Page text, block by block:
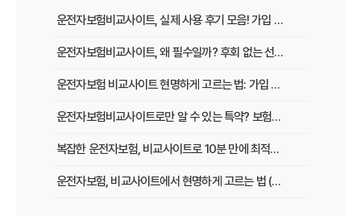
운전자보험비교사이트, 실제 사용 후기 모음! 가입 전 반드시 봐야 할 꿀팁
운전자보험비교사이트, 왜 필수일까? 후회 없는 선택을 위한 3가지 핵심 질문
운전자보험 비교사이트 현명하게 고르는 법: 가입 전 놓치지 말아야 할 체크리스트
운전자보험비교사이트로만 알 수 있는 특약? 보험료 절감 비법 공개
복잡한 운전자보험, 비교사이트로 10분 만에 최적의 설계 끝내는 법
운전자보험, 비교사이트에서 현명하게 고르는 법 (보장 VS 가격)